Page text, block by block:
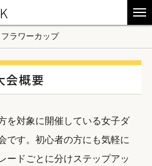
フラワーカップ
会概要
を対象に開催している女子ダ
です。初心者の方にも気軽に
ードごとに分けステップアッ